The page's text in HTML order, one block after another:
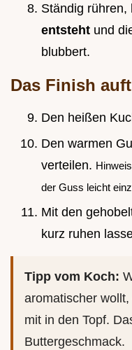
Ständig rühren,
entsteht und
blubbert.
Das Finish
Den heißen
Den warmen
verteilen.
der Guss leicht
Mit den
kurz ruhen
Tipp vom Koch:
aromatischer
mit in den Topf.
Buttergeschmack.